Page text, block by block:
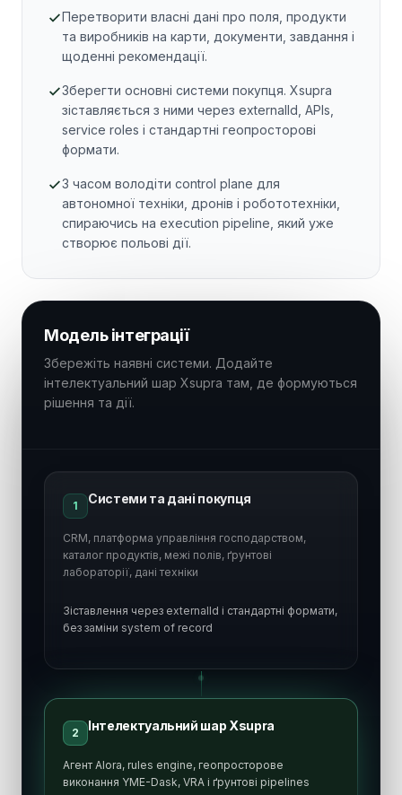
Перетворити власні дані про поля, продукти
та виробників на карти, документи, завдання і
щоденні рекомендації.
Зберегти основні системи покупця. Xsupra
зіставляється з ними через externalId, APIs,
service roles і стандартні геопросторові
формати.
З часом володіти control plane для
автономної техніки, дронів і робототехніки,
спираючись на execution pipeline, який уже
створює польові дії.
Модель інтеграції
Збережіть наявні системи. Додайте
інтелектуальний шар Xsupra там, де формуються
рішення та дії.
1 Системи та дані покупця
CRM, платформа управління господарством,
каталог продуктів, межі полів, ґрунтові
лабораторії, дані техніки
Зіставлення через externalId і стандартні формати,
без заміни system of record
2 Інтелектуальний шар Xsupra
Агент Alora, rules engine, геопросторове
виконання YME-Dask, VRA і ґрунтові pipelines